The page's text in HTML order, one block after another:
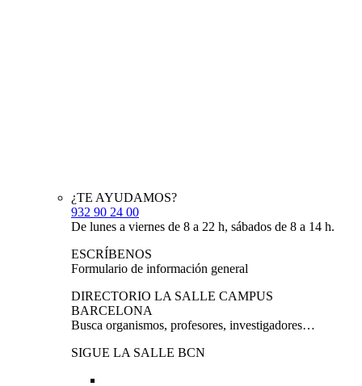
¿TE AYUDAMOS?
932 90 24 00
De lunes a viernes de 8 a 22 h, sábados de 8 a 14 h.
ESCRÍBENOS
Formulario de información general
DIRECTORIO LA SALLE CAMPUS
BARCELONA
Busca organismos, profesores, investigadores…
SIGUE LA SALLE BCN